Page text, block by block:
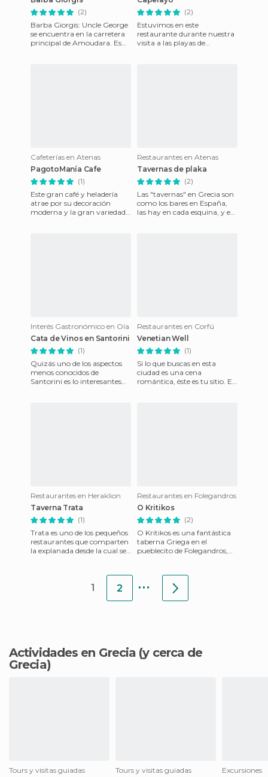
(2)
Barba Giorgis: Uncle George
se encuentra en la carretera
principal de Amoudara. Es
(2)
Estuvimos en este
restaurante durante nuestra
visita a las playas de
Cafeterías en Atenas
PagotoManía Cafe
(1)
Este gran café y heladería
atrae por su decoración
moderna y la gran variedad
Restaurantes en Atenas
Tavernas de plaka
(2)
Las "tavernas" en Grecia son
como los bares en España,
las hay en cada esquina, y en
Interés Gastronómico en Oía
Cata de Vinos en Santorini
(1)
Quizás uno de los aspectos
menos conocidos de
Santorini es lo interesantes
Restaurantes en Corfú
Venetian Well
(1)
Si lo que buscas en esta
ciudad es una cena
romántica, éste es tu sitio. El
Restaurantes en Heraklion
Taverna Trata
(1)
Trata es uno de los pequeños
restaurantes que comparten
la explanada desde la cual se
Restaurantes en Folegandros
O Kritikos
(2)
O Kritikos es una fantástica
taberna Griega en el
pueblecito de Folegandros,
1 2 ...
Actividades en Grecia (y cerca de
Grecia)
Tours y visitas guiadas
Tours y visitas guiadas
Excursiones